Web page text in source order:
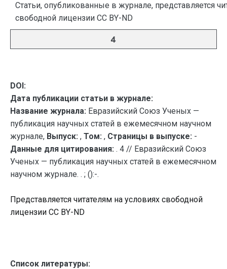
Статьи, опубликованные в журнале, представляется
свободной лицензии CC BY-ND
4
DOI:
Дата публикации статьи в журнале:
Название журнала: Евразийский Союз Ученых —
публикация научных статей в ежемесячном научном
журнале, Выпуск: , Том: , Страницы в выпуске: -
Данные для цитирования: . 4 // Евразийский Союз
Ученых — публикация научных статей в ежемесячном
научном журнале. . ; ():-.
Представляется читателям на условиях свободной
лицензии CC BY-ND
Список литературы: